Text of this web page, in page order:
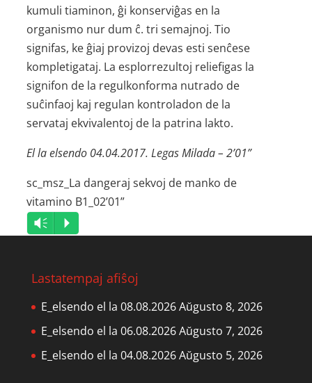
kumuli tiaminon, ĝi konserviĝas en la
organismo nur dum ĉ. tri semajnoj. Tio
signifas, ke ĝiaj provizoj devas esti senĉese
kompletigataj. La esplorrezultoj reliefigas la
signifon de la regulkonforma nutrado de
suĉinfaoj kaj regulan kontroladon de la
servataj ekvivalentoj de la patrina lakto.
El la elsendo 04.04.2017. Legas Milada – 2’01”
sc_msz_La dangeraj sekvoj de manko de
vitamino B1_02’01”
Audio
Player
Vm P
Lastatempaj afiŝoj
E_elsendo el la 08.08.2026Aŭgusto 8, 2026
E_elsendo el la 06.08.2026Aŭgusto 7, 2026
E_elsendo el la 04.08.2026Aŭgusto 5, 2026